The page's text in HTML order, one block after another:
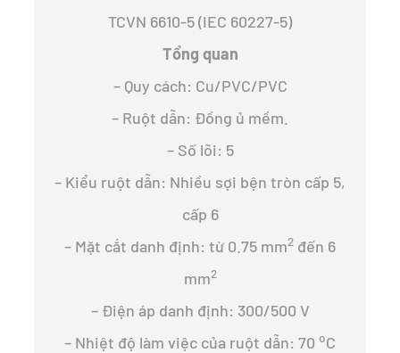
TCVN 6610-5 (IEC 60227-5)
Tổng quan
– Quy cách: Cu/PVC/PVC
– Ruột dẫn: Đồng ủ mềm.
– Số lõi: 5
– Kiểu ruột dẫn: Nhiều sợi bện tròn cấp 5,
cấp 6
– Mặt cắt danh định: từ 0.75 mm2 đến 6
mm2
– Điện áp danh định: 300/500 V
– Nhiệt độ làm việc của ruột dẫn: 70 oC